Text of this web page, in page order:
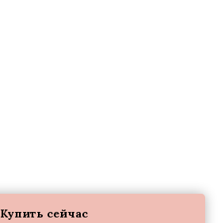
Купить сейчас